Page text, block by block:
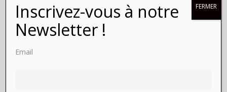
Gao Bo,
Inscrivez-vous à notre
Newsletter !
Email
FERMER